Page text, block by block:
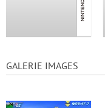
GALERIE IMAGES